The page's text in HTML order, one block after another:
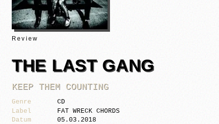
Review
THE LAST GANG
KEEP THEM COUNTING
Genre
CD
Label
FAT WRECK CHORDS
Datum
05.03.2018